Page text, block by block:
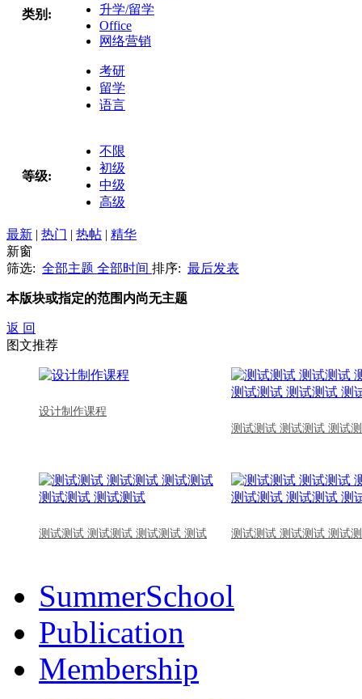
类别:
升学/留学
Office
网络营销
考研
留学
语言
等级:
不限
初级
中级
高级
最新 | 热门 | 热帖 | 精华
新窗
筛选: 全部主题 全部时间 排序: 最后发表
本版块或指定的范围内尚无主题
返 回
图文推荐
设计制作课程
测试测试 测试测试 测试
测试测试 测试测试 测试测试 测试 测试测试 测试测试 测试
SummerSchool
Publication
Membership